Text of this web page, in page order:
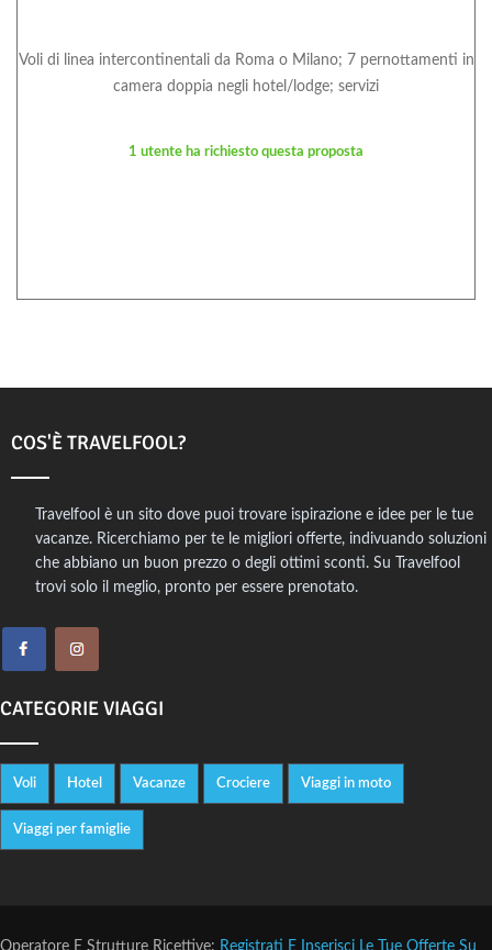
Voli di linea intercontinentali da Roma o Milano; 7 pernottamenti in
camera doppia negli hotel/lodge; servizi
1 utente ha richiesto questa proposta
COS'È TRAVELFOOL?
Travelfool è un sito dove puoi trovare ispirazione e idee per le tue
vacanze. Ricerchiamo per te le migliori offerte, indivuando soluzioni
che abbiano un buon prezzo o degli ottimi sconti. Su Travelfool
trovi solo il meglio, pronto per essere prenotato.
CATEGORIE VIAGGI
Voli Hotel Vacanze Crociere Viaggi in moto
Viaggi per famiglie
Operatore E Strutture Ricettive: Registrati E Inserisci Le Tue Offerte Su